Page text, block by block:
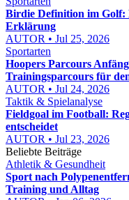
Birdie Definition im Golf:
Erklärung
AUTOR • Jul 25, 2026
Sportarten
Hoopers Parcours
Trainingsparcours für
AUTOR • Jul 24, 2026
Taktik & Spielanalyse
Fieldgoal im Football:
entscheidet
AUTOR • Jul 23, 2026
Beliebte Beiträge
Athletik & Gesundheit
Sport nach
Training und Alltag